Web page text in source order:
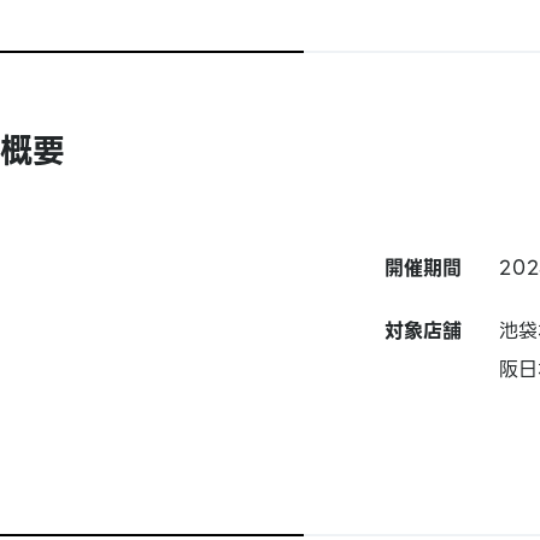
概要
開催期間
対象店舗
池
阪